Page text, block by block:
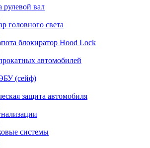
рулевой вал
головного света
блокиратор Hood Lock
автомобилей
(сейф)
защита автомобиля
системы